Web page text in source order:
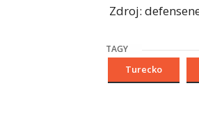
Zdroj:
TAGY
Turecko